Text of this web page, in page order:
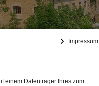
Impressum
einem Datenträger Ihres zum